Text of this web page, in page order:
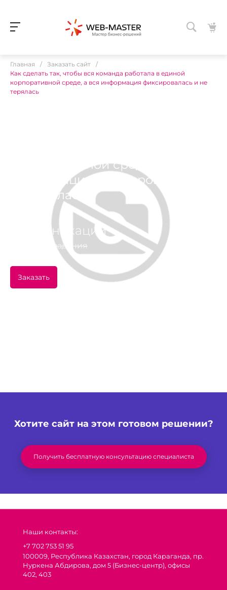
Главная / Заказать сайт
/
Как сделать так, чтобы вся команда работала в единой
корпоративной среде, а вся информация фиксировалась и не
терялась
корпоративной среде, а вся
информация фиксировалась и
не терялась
Коммуникации
2 видео, 4 задания
Заказать
Хотите сайт на этом готовом решении?
Получить бесплатную консультацию специалиста
Наши контакты:
+7 702 753 51 95
100009, Республика Казахстан, город Караганда, пр.
Нуркена Абдирова, дом 5 (Бизнес-центр), офисы
402, 403